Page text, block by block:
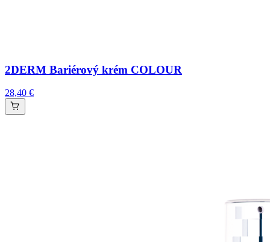
2DERM Bariérový krém COLOUR
28,40 €